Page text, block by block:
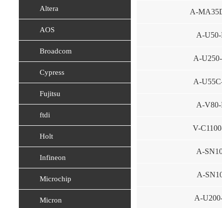
Altera
AOS
Broadcom
Cypress
Fujitsu
ftdi
Holt
Infineon
Microchip
Micron
A-
A-U50-
A-
A-
A-V80-
V-
A-
A-
A-